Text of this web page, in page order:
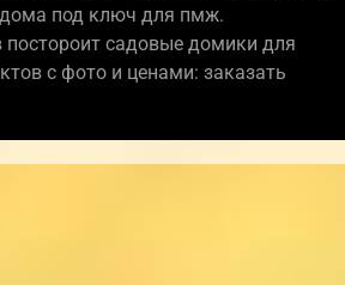
дома под ключ для пмж.
постороит садовые домики для
с фото и ценами: заказать